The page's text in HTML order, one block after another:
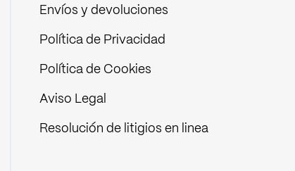
Envíos y devoluciones
Política de Privacidad
Política de Cookies
Aviso Legal
Resolución de litigios en linea